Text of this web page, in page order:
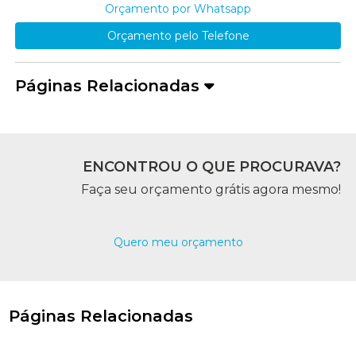
Orçamento por Whatsapp
Orçamento pelo Telefone
Páginas Relacionadas
ENCONTROU O QUE PROCURAVA?
Faça seu orçamento grátis agora mesmo!
Quero meu orçamento
Páginas Relacionadas